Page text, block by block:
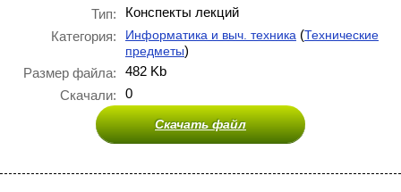
Тип:
Конспекты лекций
Категория:
Информатика и выч. техника (Технические
предметы)
Размер файла:
482 Kb
Скачали:
0
Скачать файл